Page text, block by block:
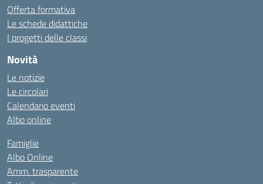
Offerta formativa
Le schede didattiche
I progetti delle classi
Novità
Le notizie
Le circolari
Calendario eventi
Albo online
Famiglie
Albo Online
Amm. trasparente